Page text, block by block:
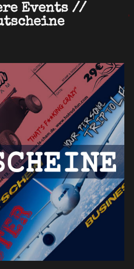
Events //